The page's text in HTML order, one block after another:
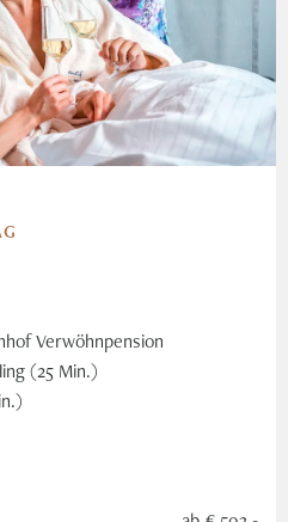
Verwöhnpension
(25 Min.)